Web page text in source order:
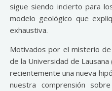
sigue siendo incierto para
modelo geológico que
exhaustiva.
Motivados por el misterio
de la Universidad de
recientemente una nueva
nuestra comprensión